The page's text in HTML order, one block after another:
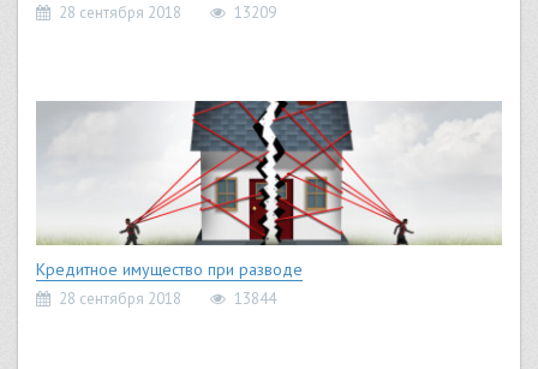
28 сентября 2018 13209
Кредитное имущество при разводе
28 сентября 2018 13844